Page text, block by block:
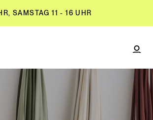
SAMSTAG 11 - 16 UHR